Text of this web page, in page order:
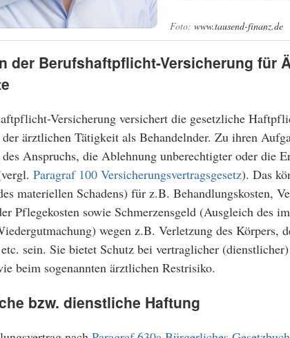
www.tausend-finanz.de
der Berufshaftpflicht-Versicherung für
Versicherung versichert die gesetzliche
ärztlichen Tätigkeit als Behandelnder. Zu ihren
Anspruchs, die Ablehnung unberechtigter oder die
Paragraf 100 Versicherungsvertragsgesetz). Das
materiellen Schadens) für z.B. Behandlungskosten,
Pflegekosten sowie Schmerzensgeld (Ausgleich des
wegen z.B. Verletzung des Körpers,
sein. Sie bietet Schutz bei vertraglicher
beim sogenannten ärztlichen Restrisiko.
bzw. dienstliche Haftung